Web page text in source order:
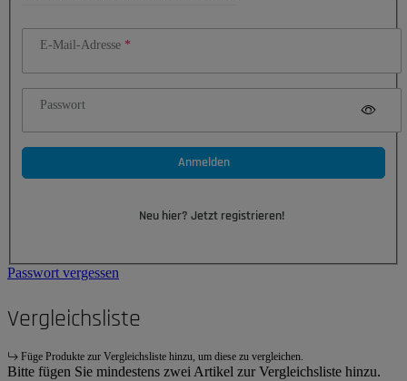
E-Mail-Adresse
Passwort
Anmelden
Neu hier? Jetzt registrieren!
Passwort vergessen
Vergleichsliste
Füge Produkte zur Vergleichsliste hinzu, um diese zu vergleichen.
Bitte fügen Sie mindestens zwei Artikel zur Vergleichsliste hinzu.